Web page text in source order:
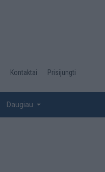
Kontaktai Prisijungti
Daugiau